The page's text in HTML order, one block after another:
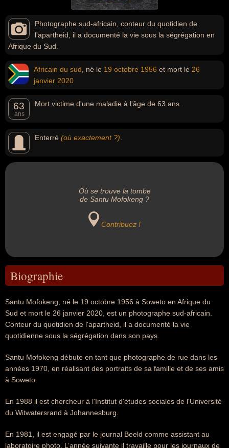
Photographe sud-africain, conteur du quotidien de
l'apartheid, il a documenté la vie sous la ségrégation en
Afrique du Sud.
Africain du sud , né le 19 octobre 1956 et mort le 26
janvier 2020
63
ans
Mort victime d'une maladie à l'âge de 63 ans.
Enterré (où exactement ?)
Où se trouve la tombe
de Santu Mofokeng ?
Contribuez !
Biographie
Santu Mofokeng, né le 19 octobre 1956 à Soweto en Afrique du
Sud et mort le 26 janvier 2020, est un photographe sud-africain.
Conteur du quotidien de l'apartheid, il a documenté la vie
quotidienne sous la ségrégation dans son pays.
Santu Mofokeng débute en tant que photographe de rue dans les
années 1970, en réalisant des portraits de sa famille et de ses amis
à Soweto.
En 1988 il est chercheur à l'Institut d'études sociales de l'Université
du Witwatersrand à Johannesburg.
En 1981, il est engagé par le journal Beeld comme assistant au
laboratoire photo. L’année suivante il travaille pour les journaux de